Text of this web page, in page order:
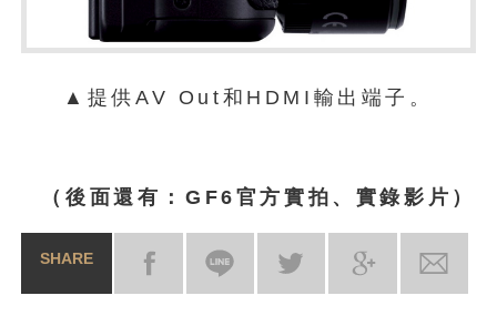
▲提供AV Out和HDMI輸出端子。
（後面還有：GF6官方實拍、實錄影片）
SHARE